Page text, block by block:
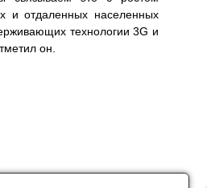
и отдаленных населенных
технологии 3G и
он.